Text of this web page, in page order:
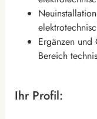
Ergänzen und
Bereich
Ihr Profil: